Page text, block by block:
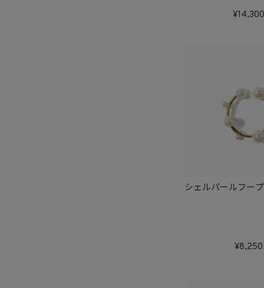
シェルパールフー
8,250